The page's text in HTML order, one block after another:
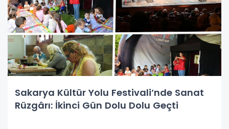
Sakarya Kültür Yolu Festivali’nde Sanat
Rüzgârı: İkinci Gün Dolu Dolu Geçti